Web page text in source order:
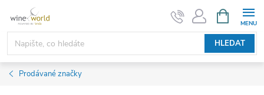
obsah
HLEDAT
NÁKUPNÍ
KOŠÍK
Prodávané značky